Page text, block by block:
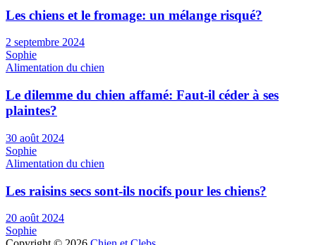
Les chiens et le fromage: un mélange risqué?
2 septembre 2024
Sophie
Alimentation du chien
Le dilemme du chien affamé: Faut-il céder à ses
plaintes?
30 août 2024
Sophie
Alimentation du chien
Les raisins secs sont-ils nocifs pour les chiens?
20 août 2024
Sophie